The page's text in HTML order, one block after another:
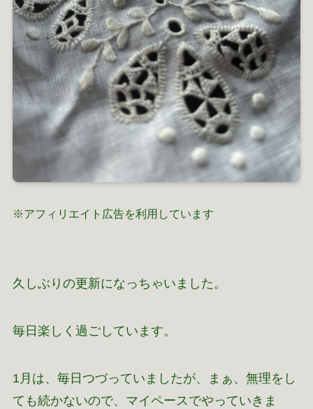
※アフィリエイト広告を利用しています
久しぶりの更新になっちゃいました。
毎日楽しく過ごしています。
1月は、毎日つづっていましたが、まぁ、無理をし
ても続かないので、マイペースでやっていきま